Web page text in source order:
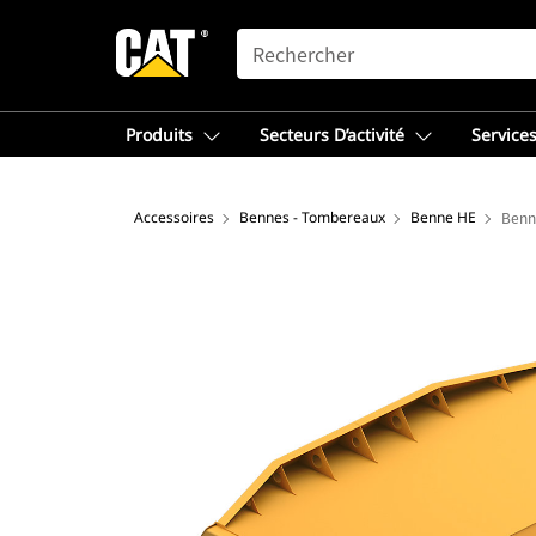
SEARCH
Produits Secteurs D’activité
Accessoires Bennes - Tombereaux Benne HE